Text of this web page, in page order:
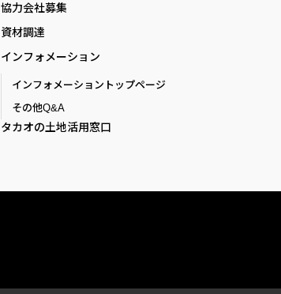
協力会社募集
資材調達
インフォメーション
インフォメーショントップページ
その他Q&A
タカオの土地活用窓口